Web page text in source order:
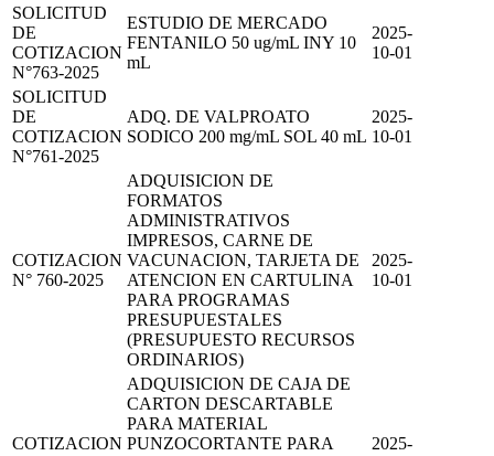
SOLICITUD
DE
COTIZACION
N°763-2025
ESTUDIO DE MERCADO
FENTANILO 50 ug/mL INY 10
mL
2025-
10-01
SOLICITUD
DE
COTIZACION
N°761-2025
ADQ. DE VALPROATO
SODICO 200 mg/mL SOL 40 mL
2025-
10-01
COTIZACION
N° 760-2025
ADQUISICION DE
FORMATOS
ADMINISTRATIVOS
IMPRESOS, CARNE DE
VACUNACION, TARJETA DE
ATENCION EN CARTULINA
PARA PROGRAMAS
PRESUPUESTALES
(PRESUPUESTO RECURSOS
ORDINARIOS)
2025-
10-01
COTIZACION
ADQUISICION DE CAJA DE
CARTON DESCARTABLE
PARA MATERIAL
PUNZOCORTANTE PARA
2025-